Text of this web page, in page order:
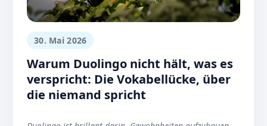
30. Mai 2026
Warum Duolingo nicht hält, was es
verspricht: Die Vokabellücke, über
die niemand spricht